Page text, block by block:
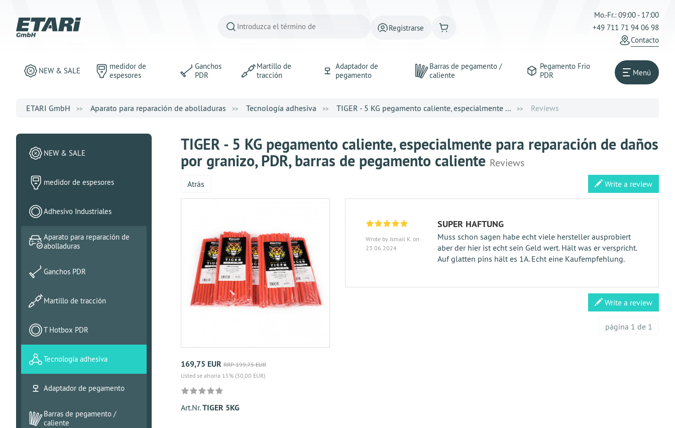
Registrarse
Mo.-Fr.: 09:00 - 17:00
+49 711 71 94 06 98
Contacto
NEW & SALE
medidor de
espesores
Ganchos
PDR
Martillo de
tracción
Adaptador de
pegamento
Barras de pegamento /
caliente
Pegamento Frio
PDR
Menú
ETARI GmbH Aparato para reparación de abolladuras Tecnología adhesiva TIGER - 5 KG pegamento caliente, especialmente ... Reviews
TIGER - 5 KG pegamento caliente, especialmente para reparación de daños
por granizo, PDR, barras de pegamento caliente Reviews
Atrás
169,75 EUR RRP 199,75 EUR
Usted se ahorra 15% (30,00 EUR)
Art.Nr.TIGER 5KG
Write a review
Wrote by Ismail K. on
23.06.2024
SUPER HAFTUNG
Muss schon sagen habe echt viele hersteller ausprobiert
aber der hier ist echt sein Geld wert. Hält was er verspricht.
Auf glatten pins hält es 1A. Echt eine Kaufempfehlung.
Write a review
página 1 de 1
NEW & SALE
medidor de espesores
Adhesivo Industriales
Aparato para reparación de
abolladuras
Ganchos PDR
Martillo de tracción
T Hotbox PDR
Tecnología adhesiva
Adaptador de pegamento
Barras de pegamento /
caliente